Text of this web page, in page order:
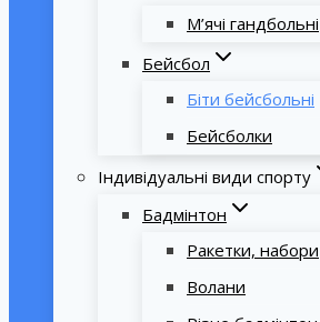
М’ячі гандбольні
Бейсбол
Біти бейсбольні
Бейсболки
Індивідуальні види спорту
Бадмінтон
Ракетки, набори
Волани